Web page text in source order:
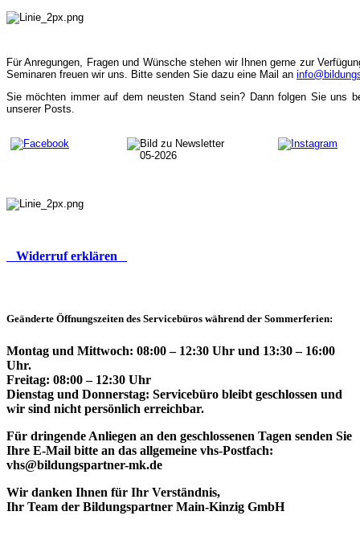
Für Anregungen, Fragen und Wünsche stehen wir Ihnen gerne zur
Seminaren freuen wir uns. Bitte senden Sie dazu eine Mail an
Sie möchten immer auf dem neusten Stand sein? Dann folgen Sie uns
unserer Posts.
Widerruf erklären
Geänderte Öffnungszeiten des Servicebüros während der Sommerferien:
Montag und Mittwoch: 08:00 – 12:30 Uhr und 13:30 – 16:00
Uhr.
Freitag: 08:00 – 12:30 Uhr
Dienstag und Donnerstag: Servicebüro bleibt geschlossen und
wir sind nicht persönlich erreichbar.
Für dringende Anliegen an den geschlossenen Tagen senden Sie
Ihre E-Mail bitte an das allgemeine vhs-Postfach:
vhs@bildungspartner-mk.de
Wir danken Ihnen für Ihr Verständnis,
Ihr Team der Bildungspartner Main-Kinzig GmbH